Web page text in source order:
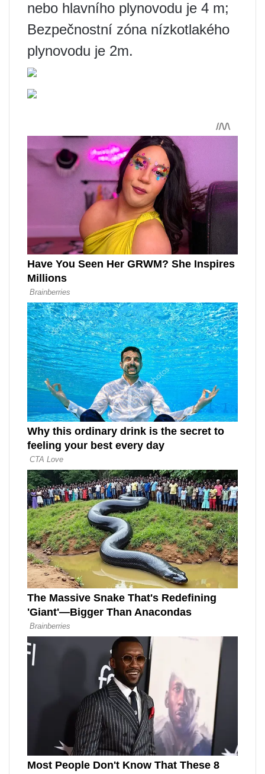
nebo hlavního plynovodu je 4 m;
Bezpečnostní zóna nízkotlakého
plynovodu je 2m.